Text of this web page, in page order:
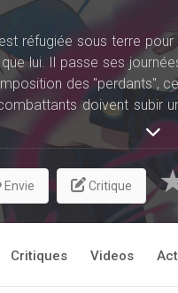
réfugiée sous terre
lui. Il passe ses
des "perdants",
doivent subir
ces modifications qui
champion, En aspire à
brise sa vision de la
Envie Critique
Critiques Videos